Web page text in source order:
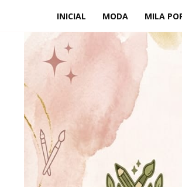
INICIAL MODA MILA